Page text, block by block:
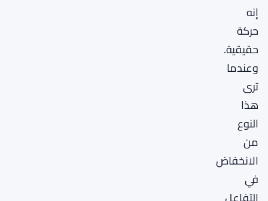
إنه
حركة
حقيقية.
وعندما
ترى
هذا
النوع
من
الانخفاض
في